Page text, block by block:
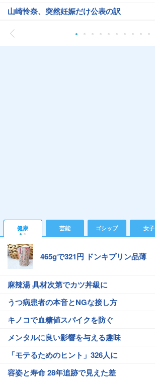
山崎怜奈、突然妊娠だけ公表の訳
健康 芸能 ゴシップ 女子
465gで321円 ドンキプリン品薄
麻辣湯 具材次第でカツ丼級に
うつ病患者の本音とNGな接し方
キノコで血糖値スパイクを防ぐ
メンタルに良い影響を与える趣味
「モテるためのヒント」326人に
容姿と寿命 28年追跡で見えた差